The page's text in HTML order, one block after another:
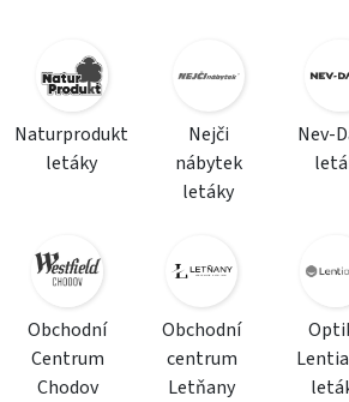
Naturprodukt
letáky
Nejči
nábytek
letáky
Nev-
Obchodní
Centrum
Chodov
Obchodní
centrum
Letňany